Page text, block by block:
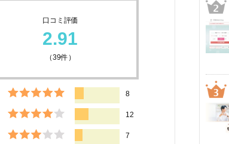
口コミ評価
2.91
（39件）
8
12
7